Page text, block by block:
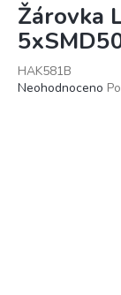
Žárovka
HAK581B
Průměrné
Neohodnoceno